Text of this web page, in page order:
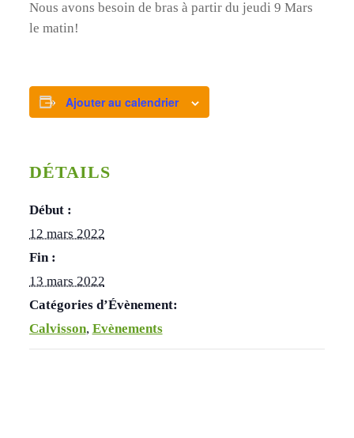
Nous avons besoin de bras à partir du jeudi 9 Mars
le matin!
Ajouter au calendrier
DÉTAILS
Début :
12 mars 2022
Fin :
13 mars 2022
Catégories d’Évènement:
Calvisson, Evènements